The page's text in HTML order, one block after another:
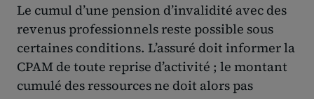
Le cumul d’une pension d’invalidité avec des
revenus professionnels reste possible sous
certaines conditions. L’assuré doit informer la
CPAM de toute reprise d’activité ; le montant
cumulé des ressources ne doit alors pas